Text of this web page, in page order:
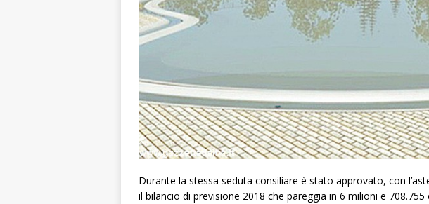
Durante la stessa seduta consiliare è stato approvato, con
il bilancio di previsione 2018 che pareggia in 6 milioni e